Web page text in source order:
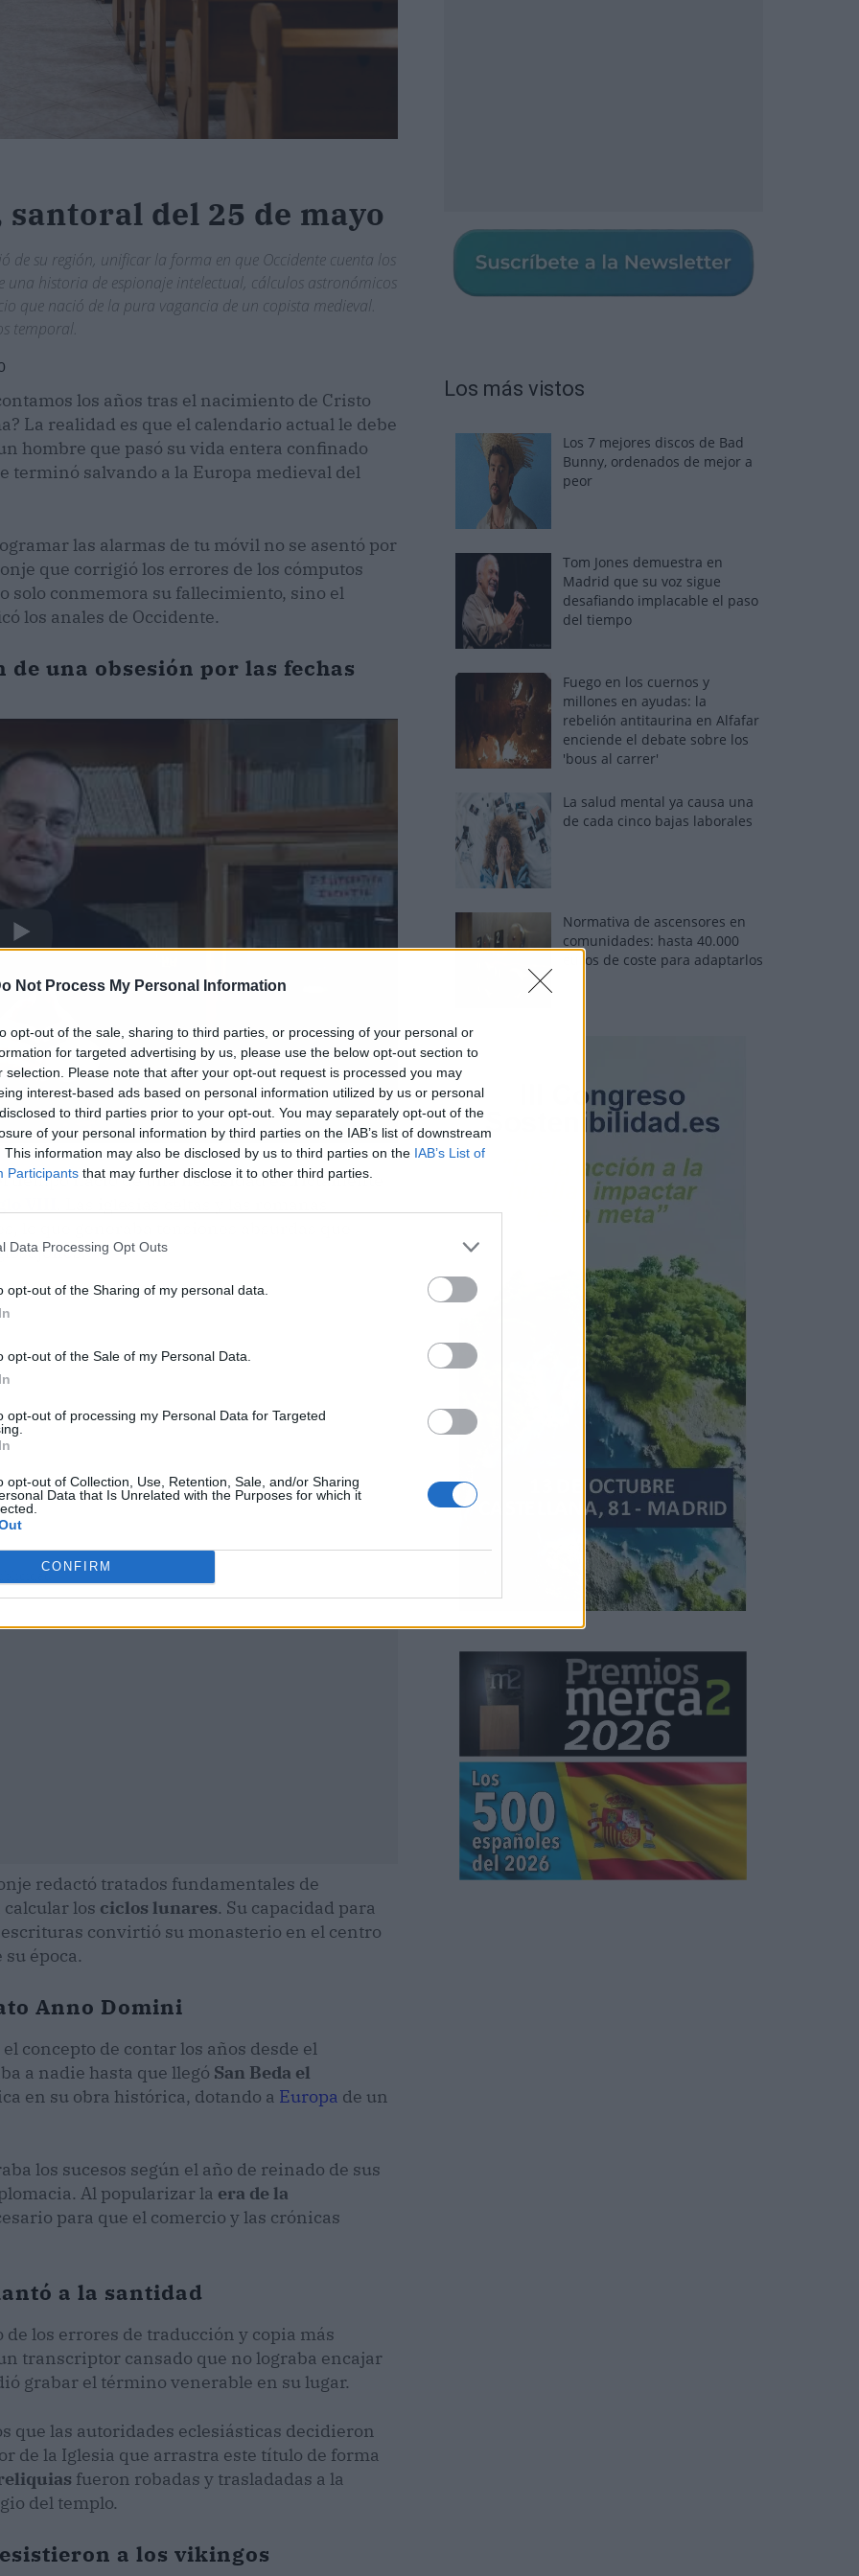
Not Process My Personal Information
opt-out of the sale, sharing to third parties, or processing of your personal or
for targeted advertising by us, please use the below opt-out section to
selection. Please note that after your opt-out request is processed you may
interest-based ads based on personal information utilized by us or personal
to third parties prior to your opt-out. You may separately opt-out of the
of your personal information by third parties on the IAB’s list of downstream
This information may also be disclosed by us to third parties on the IAB’s List of
Participants that may further disclose it to other third parties.
Data Processing Opt Outs
opt-out of the Sharing of my personal data.
opt-out of the Sale of my Personal Data.
opt-out of processing my Personal Data for Targeted
opt-out of Collection, Use, Retention, Sale, and/or Sharing
Data that Is Unrelated with the Purposes for which it
CONFIRM
santoral del 25 de mayo
de su región, unificar la forma en que Occidente cuenta los
una historia de espionaje intelectual, cálculos astronómicos
que nació de la pura vagancia de un copista medieval.
temporal.
los años tras el nacimiento de Cristo
La realidad es que el calendario actual le debe
hombre que pasó su vida entera confinado
terminó salvando a la Europa medieval del
las alarmas de tu móvil no se asentó por
que corrigió los errores de los cómputos
solo conmemora su fallecimiento, sino el
los anales de Occidente.
de una obsesión por las fechas
nació de una necesidad estrictamente
lo que generaba tensiones absurdas que
redactó tratados fundamentales de
los ciclos lunares. Su capacidad para
convirtió su monasterio en el centro
época.
Anno Domini
concepto de contar los años desde el
a nadie hasta que llegó San Beda el
en su obra histórica, dotando a Europa de un
los sucesos según el año de reinado de sus
Al popularizar la era de la
para que el comercio y las crónicas
a la santidad
los errores de traducción y copia más
transcriptor cansado que no lograba encajar
grabar el término venerable en su lugar.
que las autoridades eclesiásticas decidieron
de la Iglesia que arrastra este título de forma
fueron robadas y trasladadas a la
del templo.
a los vikingos
Los más vistos
Los 7 mejores discos de Bad
Bunny, ordenados de mejor a
peor
Tom Jones demuestra en
Madrid que su voz sigue
desafiando implacable el paso
del tiempo
Fuego en los cuernos y
millones en ayudas: la
rebelión antitaurina en Alfafar
enciende el debate sobre los
'bous al carrer'
La salud mental ya causa una
de cada cinco bajas laborales
Normativa de ascensores en
comunidades: hasta 40.000
euros de coste para adaptarlos